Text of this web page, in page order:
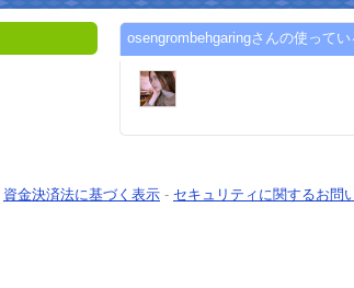
osengrombehgaringさんの使ってい
資金決済法に基づく表示 - セキュリティに関するお問